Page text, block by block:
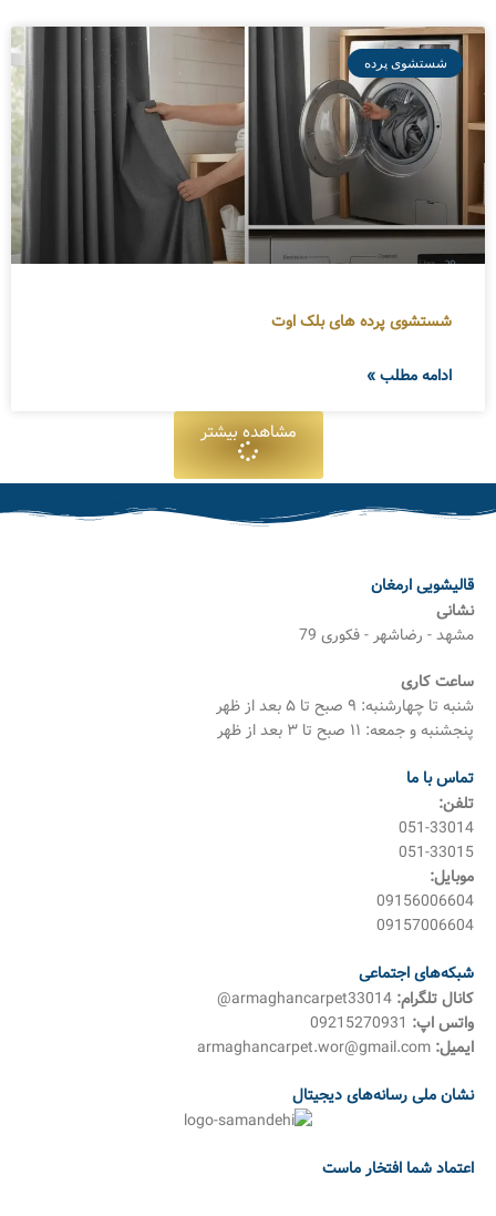
شستشوی پرده
شستشوی پرده های بلک اوت
ادامه مطلب »
مشاهده بیشتر
قالیشویی ارمغان
نشانی
مشهد - رضاشهر - فکوری 79
ساعت کاری
شنبه تا چهارشنبه: ۹ صبح تا ۵ بعد از ظهر
پنجشنبه و جمعه: ۱۱ صبح تا ۳ بعد از ظهر
تماس با ما
تلفن:
051-33014
051-33015
موبایل:
09156006604
09157006604
شبکه‌های اجتماعی
کانال تلگرام:
واتس اپ: 09215270931
ایمیل:
نشان ملی رسانه‌های دیجیتال
اعتماد شما افتخار ماست